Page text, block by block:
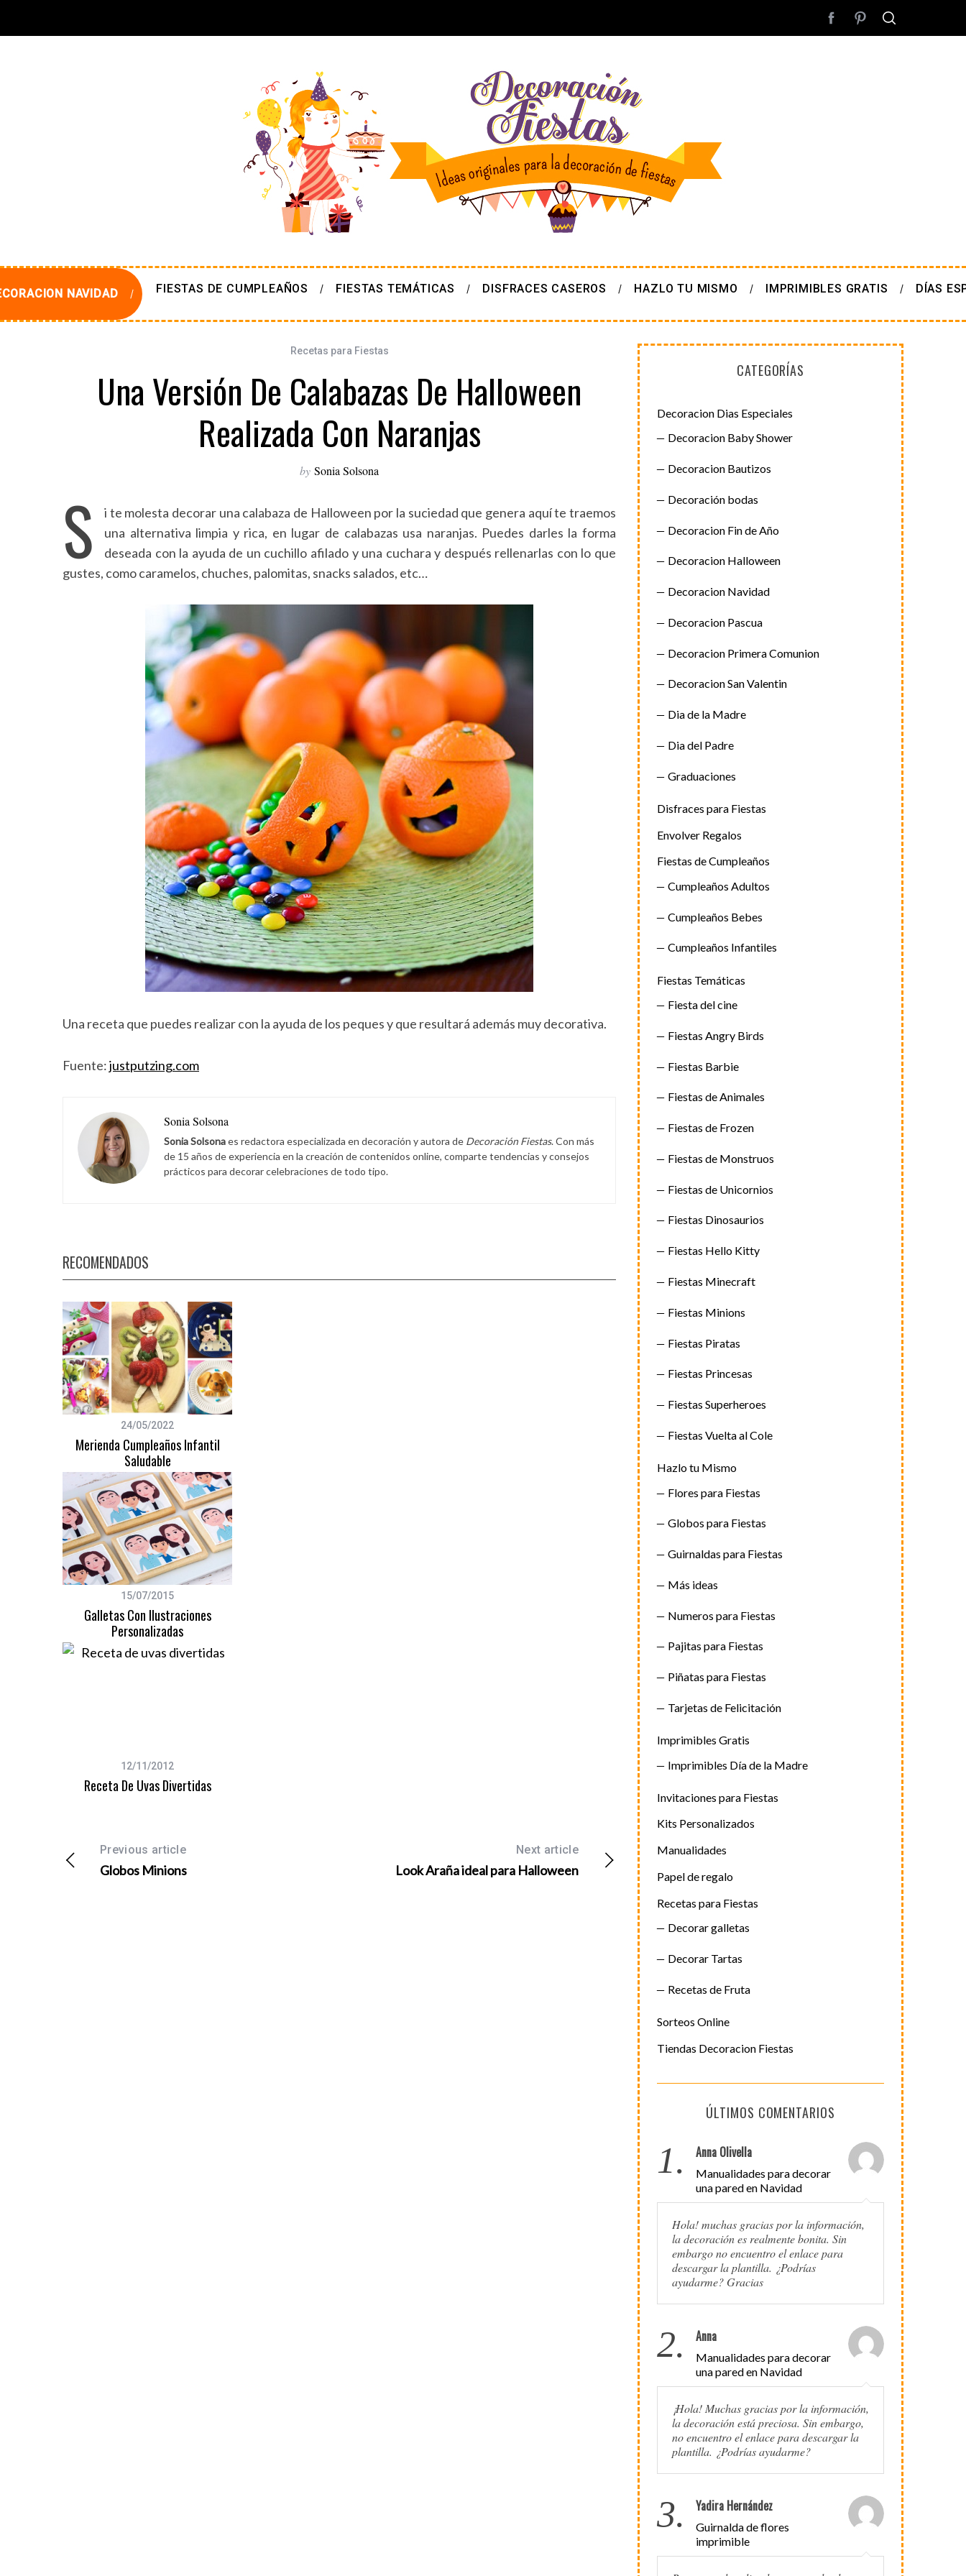
NAVIDAD FIESTAS DE CUMPLEAÑOS FIESTAS TEMÁTICAS DISFRACES CASEROS HAZLO TU MISMO IMPRIMIBLES GRATIS DÍAS
Recetas para Fiestas
Una Versión De Calabazas De Halloween
Realizada Con Naranjas
by Sonia Solsona
S
i te molesta decorar una calabaza de Halloween por la suciedad que genera aquí te traemos
una alternativa limpia y rica, en lugar de calabazas usa naranjas. Puedes darles la forma
deseada con la ayuda de un cuchillo afilado y una cuchara y después rellenarlas con lo que
gustes, como caramelos, chuches, palomitas, snacks salados, etc…
Una receta que puedes realizar con la ayuda de los peques y que resultará además muy decorativa.
Fuente:justputzing.com
Sonia Solsona
Sonia Solsonaes redactora especializada en decoración y autora de Decoración Fiestas. Con más
de 15 años de experiencia en la creación de contenidos online, comparte tendencias y consejos
prácticos para decorar celebraciones de todo tipo.
RECOMENDADOS
24/05/2022
Merienda Cumpleaños Infantil
Saludable
15/07/2015
Galletas Con Ilustraciones
Personalizadas
12/11/2012
Receta De Uvas Divertidas
Previous article
Globos Minions
Next article
Look Araña ideal para Halloween
CATEGORÍAS
Decoracion Dias Especiales
Decoracion Baby Shower
Decoracion Bautizos
Decoración bodas
Decoracion Fin de Año
Decoracion Halloween
Decoracion Navidad
Decoracion Pascua
Decoracion Primera Comunion
Decoracion San Valentin
Dia de la Madre
Dia del Padre
Graduaciones
Disfraces para Fiestas
Envolver Regalos
Fiestas de Cumpleaños
Cumpleaños Adultos
Cumpleaños Bebes
Cumpleaños Infantiles
Fiestas Temáticas
Fiesta del cine
Fiestas Angry Birds
Fiestas Barbie
Fiestas de Animales
Fiestas de Frozen
Fiestas de Monstruos
Fiestas de Unicornios
Fiestas Dinosaurios
Fiestas Hello Kitty
Fiestas Minecraft
Fiestas Minions
Fiestas Piratas
Fiestas Princesas
Fiestas Superheroes
Fiestas Vuelta al Cole
Hazlo tu Mismo
Flores para Fiestas
Globos para Fiestas
Guirnaldas para Fiestas
Más ideas
Numeros para Fiestas
Pajitas para Fiestas
Piñatas para Fiestas
Tarjetas de Felicitación
Imprimibles Gratis
Imprimibles Día de la Madre
Invitaciones para Fiestas
Kits Personalizados
Manualidades
Papel de regalo
Recetas para Fiestas
Decorar galletas
Decorar Tartas
Recetas de Fruta
Sorteos Online
Tiendas Decoracion Fiestas
ÚLTIMOS COMENTARIOS
1. Anna Olivella
Manualidades para decorar
una pared en Navidad
Hola! muchas gracias por la información,
la decoración es realmente bonita. Sin
embargo no encuentro el enlace para
descargar la plantilla. ¿Podrías
ayudarme? Gracias
2. Anna
Manualidades para decorar
una pared en Navidad
¡Hola! Muchas gracias por la información,
la decoración está preciosa. Sin embargo,
no encuentro el enlace para descargar la
plantilla. ¿Podrías ayudarme?
3. Yadira Hernández
Guirnalda de flores
imprimible
S
e
a
c
h
f
o
r
: